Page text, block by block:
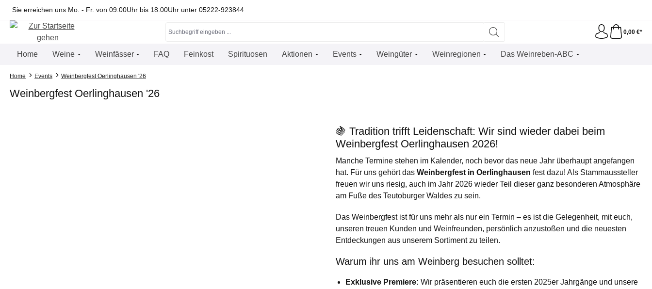
Zur Hauptnavigation springen
Sie erreichen uns Mo. - Fr. von 09:00Uhr bis 18:00Uhr unter 05222-923844
0,00 €*
Home Weine Weinfässer FAQ Feinkost Spirituosen Aktionen Events Weingüter Weinregionen Das Weinreben-ABC
Home Events Weinbergfest Oerlinghausen '26
Weinbergfest Oerlinghausen '26
🍇 Tradition trifft Leidenschaft: Wir sind wieder dabei beim
Weinbergfest Oerlinghausen 2026!
Manche Termine stehen im Kalender, noch bevor das neue Jahr überhaupt angefangen
hat. Für uns gehört das Weinbergfest in Oerlinghausen fest dazu! Als Stammaussteller
freuen wir uns riesig, auch im Jahr 2026 wieder Teil dieser ganz besonderen Atmosphäre
am Fuße des Teutoburger Waldes zu sein.
Das Weinbergfest ist für uns mehr als nur ein Termin – es ist die Gelegenheit, mit euch,
unseren treuen Kunden und Weinfreunden, persönlich anzustoßen und die neuesten
Entdeckungen aus unserem Sortiment zu teilen.
Warum ihr uns am Weinberg besuchen solltet:
Exklusive Premiere: Wir präsentieren euch die ersten 2025er Jahrgänge und unsere